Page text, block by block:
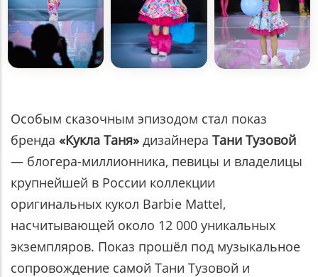
Особым сказочным эпизодом стал показ
бренда «Кукла Таня» дизайнера Тани Тузовой
— блогера-миллионника, певицы и владелицы
крупнейшей в России коллекции
оригинальных кукол Barbie Mattel,
насчитывающей около 12 000 уникальных
экземпляров. Показ прошёл под музыкальное
сопровождение самой Тани Тузовой и